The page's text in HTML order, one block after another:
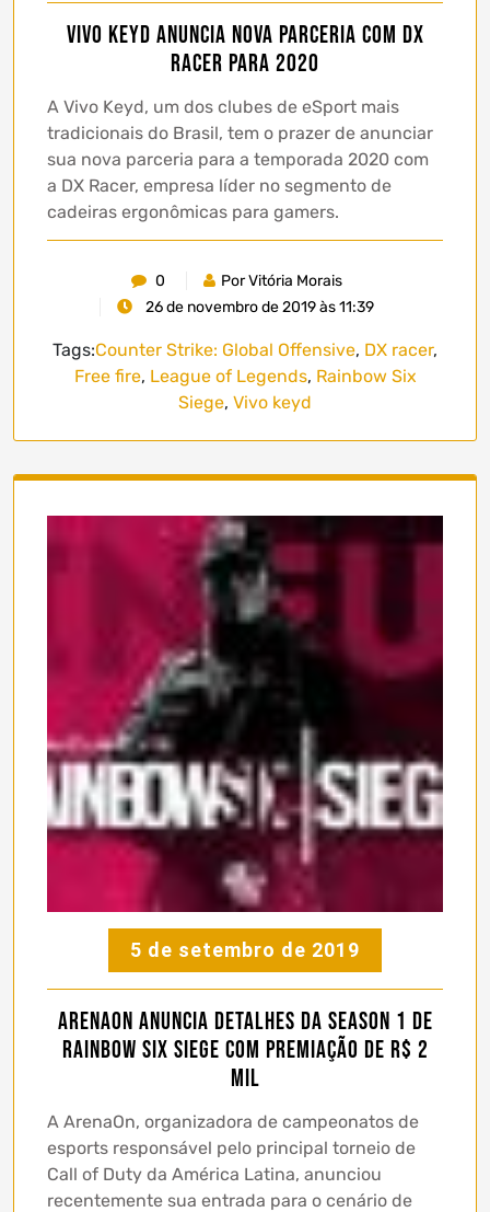
Vivo Keyd anuncia nova parceria com DX
Racer para 2020
A Vivo Keyd, um dos clubes de eSport mais
tradicionais do Brasil, tem o prazer de anunciar
sua nova parceria para a temporada 2020 com
a DX Racer, empresa líder no segmento de
cadeiras ergonômicas para gamers.
0
Por Vitória Morais
26 de novembro de 2019 às 11:39
Tags:Counter Strike: Global Offensive, DX racer,
Free fire, League of Legends, Rainbow Six
Siege, Vivo keyd
5 de setembro de 2019
ArenaOn anuncia detalhes da Season 1 de
Rainbow Six Siege com premiação de R$ 2
mil
A ArenaOn, organizadora de campeonatos de
esports responsável pelo principal torneio de
Call of Duty da América Latina, anunciou
recentemente sua entrada para o cenário de